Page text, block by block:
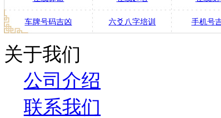
车牌号码吉凶 六爻八字培训 手机号
关于我们
公司介绍
联系我们